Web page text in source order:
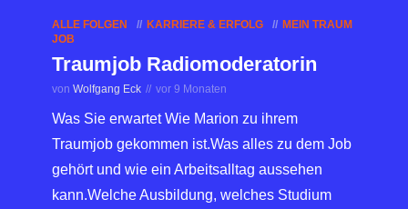
ALLE FOLGEN KARRIERE & ERFOLG
MEIN TRAUM
JOB
Traumjob Radiomoderatorin
von Wolfgang Eck vor 9 Monaten
Was Sie erwartet Wie Marion zu ihrem
Traumjob gekommen ist.Was alles zu dem Job
gehört und wie ein Arbeitsalltag aussehen
kann.Welche Ausbildung, welches Studium